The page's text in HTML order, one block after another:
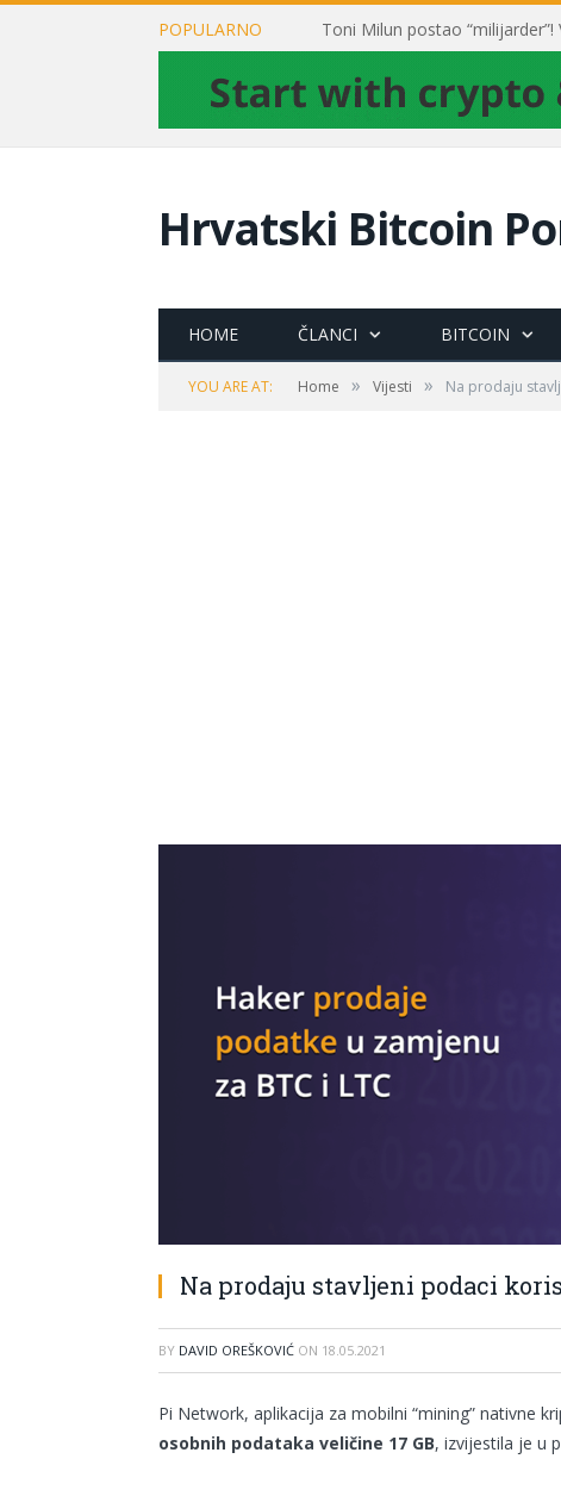
POPULARNO
Hrvatski Bitcoin
HOME ČLANCI BITCOIN
YOU ARE AT: Home » Vijesti » Na prodaju
Na prodaju stavljeni podaci
BY DAVID OREŠKOVIĆ ON 18.05.2021
Pi Network, aplikacija za mobilni “mining” nativne
osobnih podataka veličine 17 GB, izvijestila je u